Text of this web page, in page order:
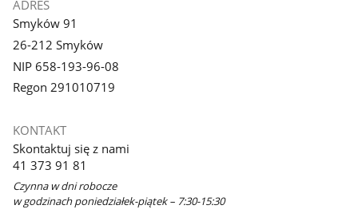
ADRES
Smyków 91
26-212 Smyków
NIP 658-193-96-08
Regon 291010719
KONTAKT
Skontaktuj się z nami
41 373 91 81
Czynna w dni robocze
w godzinach poniedziałek-piątek – 7:30-15:30